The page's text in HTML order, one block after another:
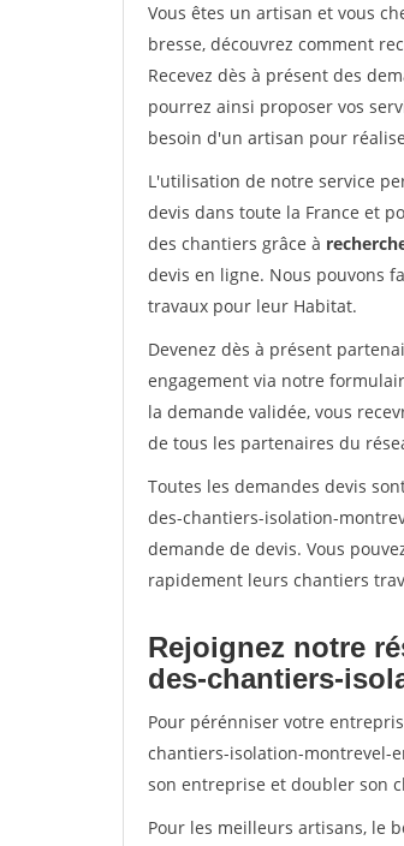
Vous êtes un artisan et vous
bresse, découvrez comment
Recevez dès à présent des
pourrez ainsi proposer vos
besoin d'un artisan pour
L'utilisation de notre service
devis dans toute la France et
des chantiers grâce à
devis en ligne. Nous pouvons
travaux pour leur Habitat.
Devenez dès à présent
engagement via notre
la demande validée, vous
de tous les partenaires du
Toutes les demandes devis
des-chantiers-isolation-
demande de devis. Vous
rapidement leurs chantiers
Rejoignez notre
des-chantiers-
Pour pérénniser votre
chantiers-isolation-montrevel-
son entreprise et doubler son
Pour les meilleurs artisans, le